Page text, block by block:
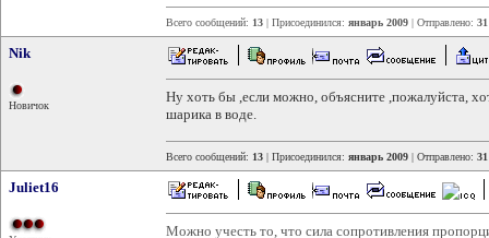
Всего сообщений: 13 | Присоединился: январь 2009 | Отправлено:
Nik
Новичок
Ну хоть бы ,если можно, объясните ,пожалуйста,
шарика в воде.
Всего сообщений: 13 | Присоединился: январь 2009 | Отправлено:
Juliet16
Можно учесть то, что сила сопротивления